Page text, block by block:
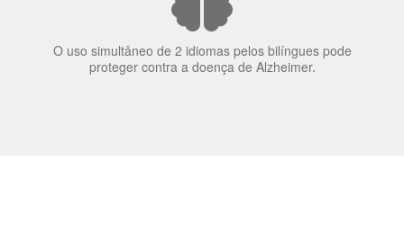
O uso simultâneo de 2 idiomas pelos bilíngues pode
proteger contra a doença de Alzheimer.